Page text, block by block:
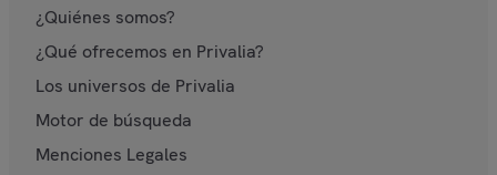
¿Quiénes somos?
¿Qué ofrecemos en Privalia?
Los universos de Privalia
Motor de búsqueda
Menciones Legales